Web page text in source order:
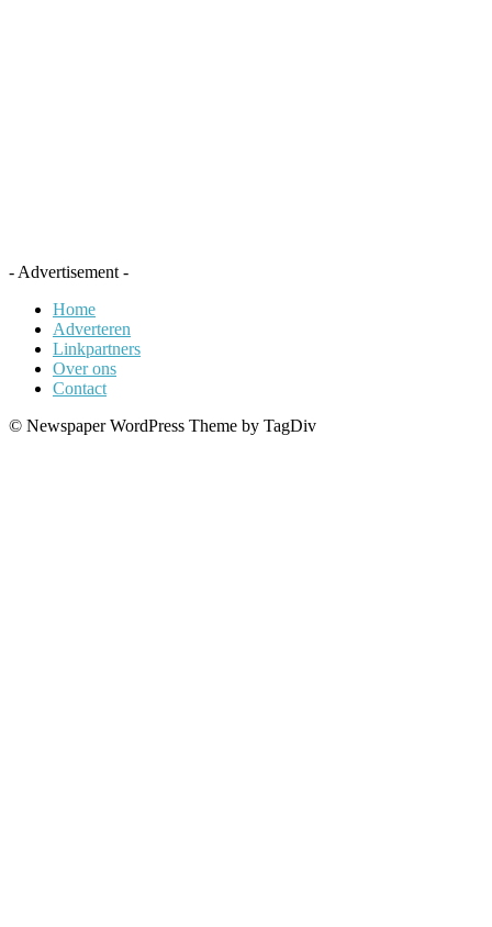
- Advertisement -
Home
Adverteren
Linkpartners
Over ons
Contact
© Newspaper WordPress Theme by TagDiv